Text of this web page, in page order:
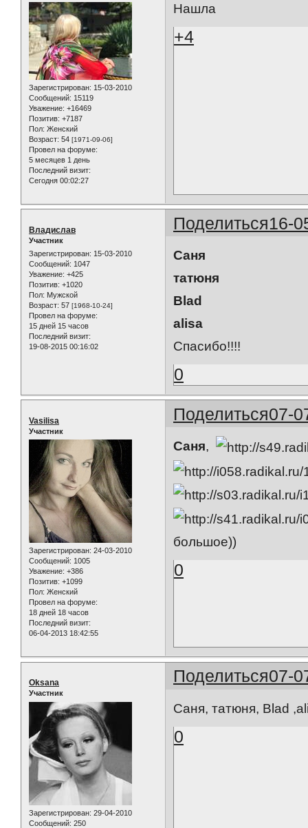
Зарегистрирован: 15-03-2010
Сообщений: 15119
Уважение: +16469
Позитив: +7187
Пол: Женский
Возраст: 54 [1971-09-06]
Провел на форуме:
5 месяцев 1 день
Последний визит:
Сегодня 00:02:27
Нашла
+4
Поделиться16-
Владислав
Участник
Зарегистрирован: 15-03-2010
Сообщений: 1047
Уважение: +425
Позитив: +1020
Пол: Мужской
Возраст: 57 [1968-10-24]
Провел на форуме:
15 дней 15 часов
Последний визит:
19-08-2015 00:16:02
Саня
татюня
Blad
alisa
Спасибо!!!!
0
Поделиться07-
Vasilisa
Участник
Зарегистрирован: 24-03-2010
Сообщений: 1005
Уважение: +386
Позитив: +1099
Пол: Женский
Провел на форуме:
18 дней 18 часов
Последний визит:
06-04-2013 18:42:55
Саня,
большое))
0
Поделиться07-
Oksana
Участник
Зарегистрирован: 29-04-2010
Сообщений: 250
Саня, татюня, Blad
0